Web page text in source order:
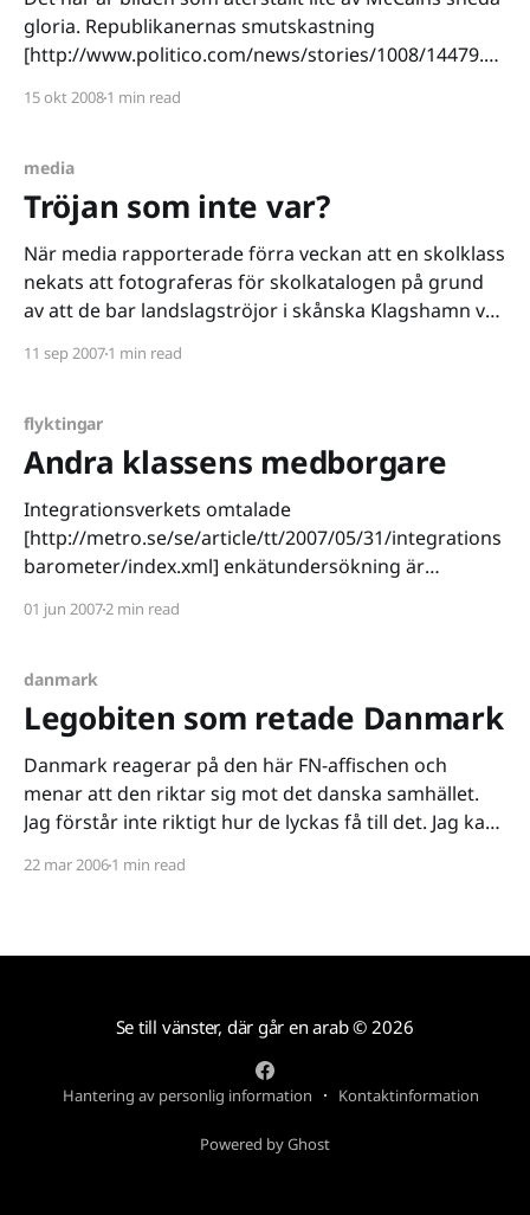
gloria. Republikanernas smutskastning
[http://www.politico.com/news/stories/1008/14479.ht
härdade amerikanska väljarna ryggat tillbaka. Obama
smyg, pratat med intellektuella,
15 okt 20081 min read
media
Tröjan som inte var?
När media rapporterade förra veckan att en skolklass
nekats att fotograferas för skolkatalogen på grund
av att de bar landslagströjor i skånska Klagshamn var
väldigt underligt, speciellt med tanke på att det var en
11 sep 20071 min read
flyktingar
Andra klassens medborgare
Integrationsverkets omtalade
[http://metro.se/se/article/tt/2007/05/31/integrations
barometer/index.xml] enkätundersökning är
förstå de här människorna och kanske till och med
utlänningar hamnar i blickomfånget påminner vi
01 jun 20072 min read
danmark
Legobiten som retade Danmark
Danmark reagerar på den här FN-affischen och
menar att den riktar sig mot det danska samhället.
Jag förstår inte riktigt hur de lyckas få till det. Jag kan
fokusera på danskarnas problem så kan jag mena att
22 mar 20061 min read
Se till vänster, där går en arab© 2026
Hantering av personlig information Kontaktinformation
Powered by Ghost